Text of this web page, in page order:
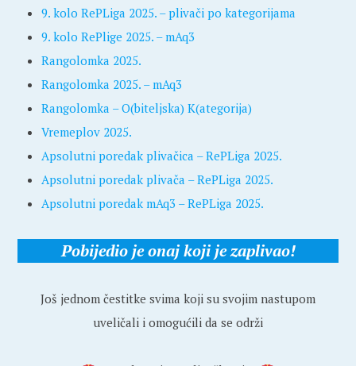
9. kolo RePLiga 2025. – plivači po kategorijama
9. kolo RePlige 2025. – mAq3
Rangolomka 2025.
Rangolomka 2025. – mAq3
Rangolomka – O(biteljska) K(ategorija)
Vremeplov 2025.
Apsolutni poredak plivačica – RePLiga 2025.
Apsolutni poredak plivača – RePLiga 2025.
Apsolutni poredak mAq3 – RePLiga 2025.
Pobijedio je onaj koji je zaplivao!
Još jednom čestitke svima koji su svojim nastupom
uveličali i omogućili da se održi